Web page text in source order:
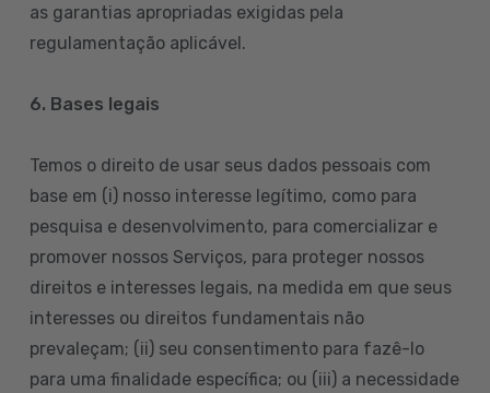
as garantias apropriadas exigidas pela
regulamentação aplicável.
6. Bases legais
Temos o direito de usar seus dados pessoais com
base em (i) nosso interesse legítimo, como para
pesquisa e desenvolvimento, para comercializar e
promover nossos Serviços, para proteger nossos
direitos e interesses legais, na medida em que seus
interesses ou direitos fundamentais não
prevaleçam; (ii) seu consentimento para fazê-lo
para uma finalidade específica; ou (iii) a necessidade